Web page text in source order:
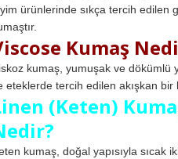
ürünlerinde sıkça tercih edilen
Kumaş
kumaş, yumuşak ve dökümlü
eteklerde tercih edilen akışkan bir
(Keten)
kumaş, doğal yapısıyla sıcak